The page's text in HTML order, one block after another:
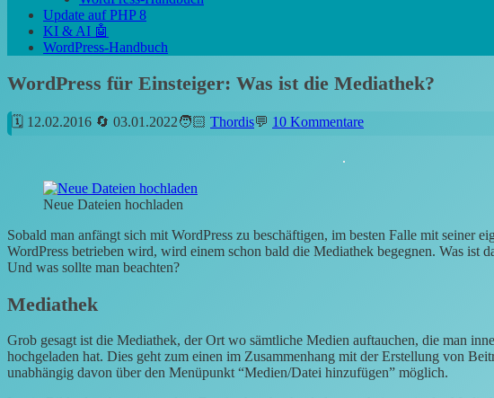
Update auf PHP 8
KI & AI 🤖
WordPress-Handbuch
WordPress für Einsteiger: Was ist die Mediathek?
12.02.2016 03.01.2022 Thordis 10 Kommentare
Neue Dateien hochladen
Sobald man anfängt sich mit WordPress zu beschäftigen, im besten Falle mit seiner
WordPress betrieben wird, wird einem schon bald die Mediathek begegnen. Was ist
Und was sollte man beachten?
Mediathek
Grob gesagt ist die Mediathek, der Ort wo sämtliche Medien auftauchen, die man
hochgeladen hat. Dies geht zum einen im Zusammenhang mit der Erstellung von
unabhängig davon über den Menüpunkt “Medien/Datei hinzufügen” möglich.